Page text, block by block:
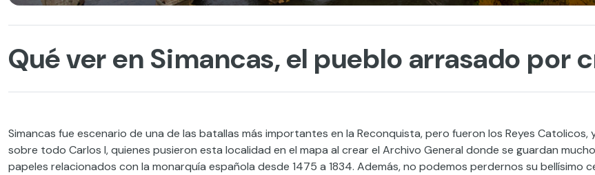
Qué ver en Simancas, el pueblo arrasado por
Simancas fue escenario de una de las batallas más importantes en la Reconquista, pero fueron los Reyes Catolicos,
sobre todo Carlos I, quienes pusieron esta localidad en el mapa al crear el Archivo General donde se guardan
papeles relacionados con la monarquía española desde 1475 a 1834. Además, no podemos perdernos su bellísimo